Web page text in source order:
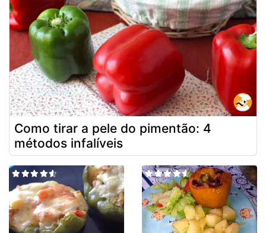
Como tirar a pele do pimentão: 4
métodos infalíveis